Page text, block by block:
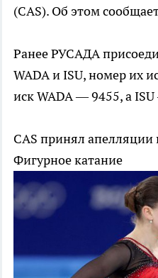
(CAS). Об этом
Ранее РУСАДА
WADA и ISU, номер их
иск WADA — 9455, а
CAS принял апелляции
Фигурное катание